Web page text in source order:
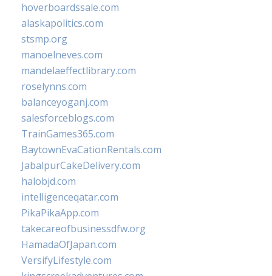
hoverboardssale.com
alaskapolitics.com
stsmp.org
manoelneves.com
mandelaeffectlibrary.com
roselynns.com
balanceyoganj.com
salesforceblogs.com
TrainGames365.com
BaytownEvaCationRentals.com
JabalpurCakeDelivery.com
halobjd.com
intelligenceqatar.com
PikaPikaApp.com
takecareofbusinessdfw.org
HamadaOfJapan.com
VersifyLifestyle.com